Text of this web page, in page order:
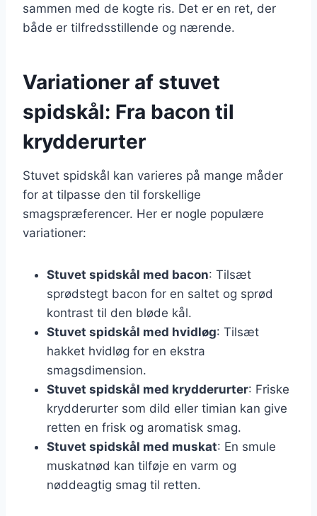
sammen med de kogte ris. Det er en ret, der
både er tilfredsstillende og nærende.
Variationer af stuvet
spidskål: Fra bacon til
krydderurter
Stuvet spidskål kan varieres på mange måder
for at tilpasse den til forskellige
smagspræferencer. Her er nogle populære
variationer:
Stuvet spidskål med bacon: Tilsæt
sprødstegt bacon for en saltet og sprød
kontrast til den bløde kål.
Stuvet spidskål med hvidløg: Tilsæt
hakket hvidløg for en ekstra
smagsdimension.
Stuvet spidskål med krydderurter: Friske
krydderurter som dild eller timian kan give
retten en frisk og aromatisk smag.
Stuvet spidskål med muskat: En smule
muskatnød kan tilføje en varm og
nøddeagtig smag til retten.